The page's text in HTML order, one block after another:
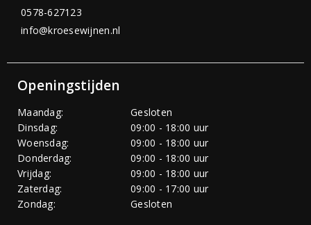
0578-627123
info@kroesewijnen.nl
Openingstijden
Maandag:
Gesloten
Dinsdag:
09:00 - 18:00 uur
Woensdag:
09:00 - 18:00 uur
Donderdag:
09:00 - 18:00 uur
Vrijdag:
09:00 - 18:00 uur
Zaterdag:
09:00 - 17:00 uur
Zondag:
Gesloten